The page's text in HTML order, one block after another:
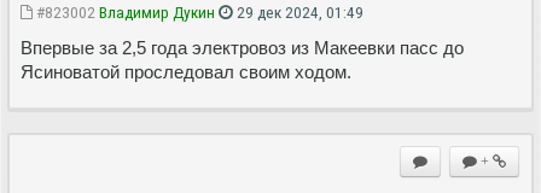
#823002 Владимир Дукин 29 дек 2024, 01:49
Впервые за 2,5 года электровоз из Макеевки пасс до
Ясиноватой проследовал своим ходом.
+